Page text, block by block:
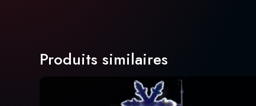
Produits similaires